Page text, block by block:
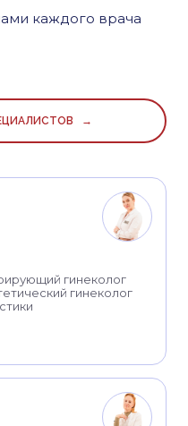
каждого врача
→
гинеколог
гинеколог